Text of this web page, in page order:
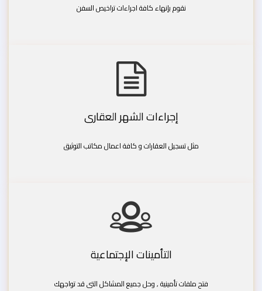
نقوم بإنهاء كافة اجراءات تراخيص السفن
إجراءات الشهر العقارى
مثل تسجيل العقارات و كافة اعمال مكاتب التوثيق
التأمينات الإجتماعية
فتح ملفات تأمينية , وحل جميع المشاكل التى قد تواجهك